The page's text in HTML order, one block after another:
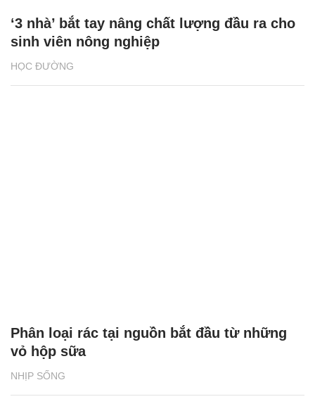
HỌC ĐƯỜNG
‘3 nhà’ bắt tay nâng chất lượng đầu ra cho
sinh viên nông nghiệp
NHỊP SỐNG
Phân loại rác tại nguồn bắt đầu từ những
vỏ hộp sữa